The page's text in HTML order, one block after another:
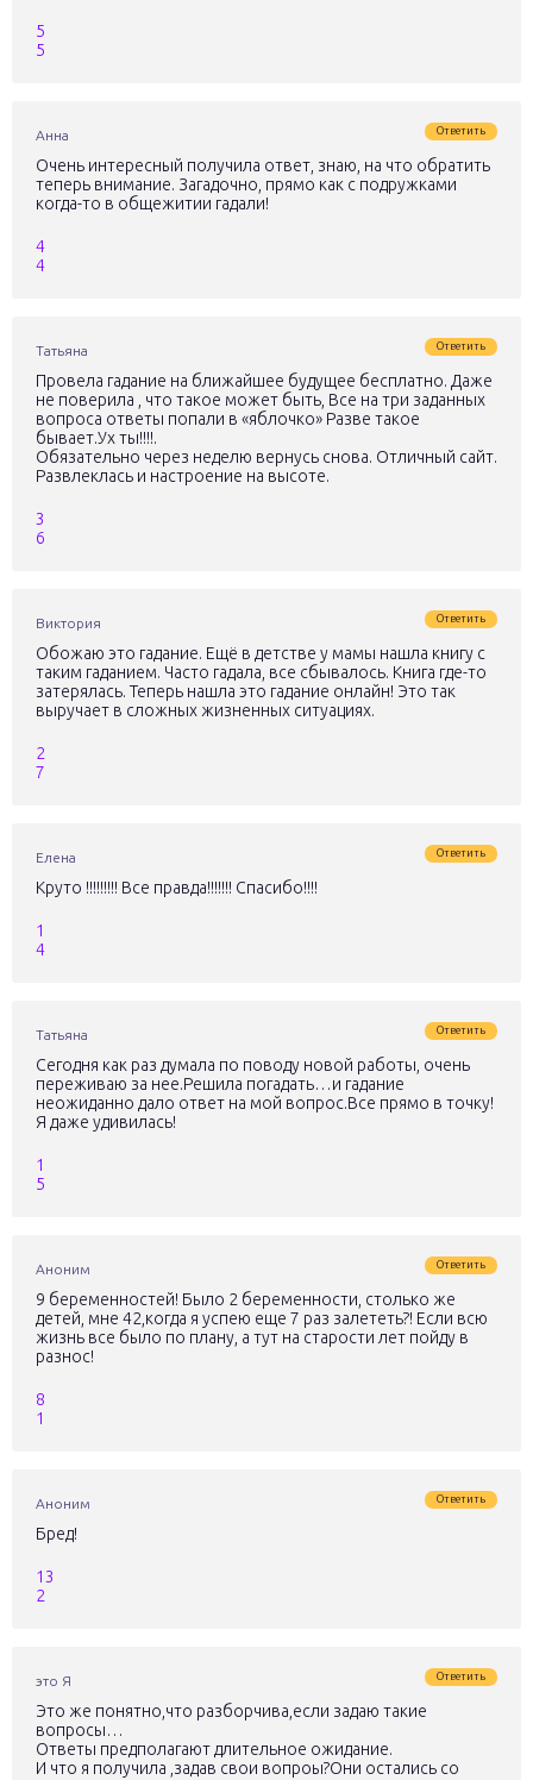
5
5
Анна Ответить
Очень интересный получила ответ, знаю, на что обратить
теперь внимание. Загадочно, прямо как с подружками
когда-то в общежитии гадали!
4
4
Татьяна Ответить
Провела гадание на ближайшее будущее бесплатно. Даже
не поверила , что такое может быть, Все на три заданных
вопроса ответы попали в «яблочко» Разве такое
бывает.Ух ты!!!!.
Обязательно через неделю вернусь снова. Отличный сайт.
Развлеклась и настроение на высоте.
3
6
Виктория Ответить
Обожаю это гадание. Ещё в детстве у мамы нашла книгу с
таким гаданием. Часто гадала, все сбывалось. Книга где-то
затерялась. Теперь нашла это гадание онлайн! Это так
выручает в сложных жизненных ситуациях.
2
7
Елена Ответить
Круто !!!!!!!!! Все правда!!!!!!! Спасибо!!!!
1
4
Татьяна Ответить
Сегодня как раз думала по поводу новой работы, очень
переживаю за нее.Решила погадать…и гадание
неожиданно дало ответ на мой вопрос.Все прямо в точку!
Я даже удивилась!
1
5
Аноним Ответить
9 беременностей! Было 2 беременности, столько же
детей, мне 42,когда я успею еще 7 раз залететь?! Если всю
жизнь все было по плану, а тут на старости лет пойду в
разнос!
8
1
Аноним Ответить
Бред!
13
2
это Я Ответить
Это же понятно,что разборчива,если задаю такие
вопросы…
Ответы предполагают длительное ожидание.
И что я получила ,задав свои вопроы?Они остались со